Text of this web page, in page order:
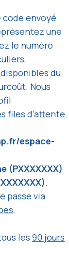
code envoyé
une
le numéro
du
Nous
files d’attente.
espace-
(PXXXXXXX)
.
passe via
.
les 90 jours